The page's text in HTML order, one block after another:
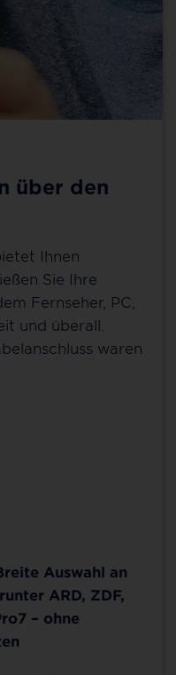
über den
Ihnen
Sie Ihre
Fernseher, PC,
und überall.
waren
Auswahl an
ARD, ZDF,
– ohne